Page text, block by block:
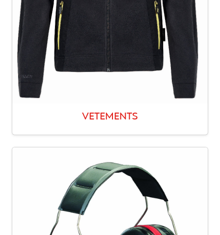
VETEMENTS